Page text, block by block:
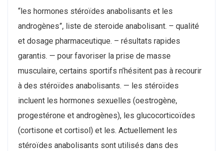
“les hormones stéroïdes anabolisants et les
androgènes”, liste de steroide anabolisant. – qualité
et dosage pharmaceutique. – résultats rapides
garantis. — pour favoriser la prise de masse
musculaire, certains sportifs n’hésitent pas à recourir
à des stéroïdes anabolisants. — les stéroïdes
incluent les hormones sexuelles (oestrogène,
progestérone et androgènes), les glucocorticoïdes
(cortisone et cortisol) et les. Actuellement les
stéroïdes anabolisants sont utilisés dans des